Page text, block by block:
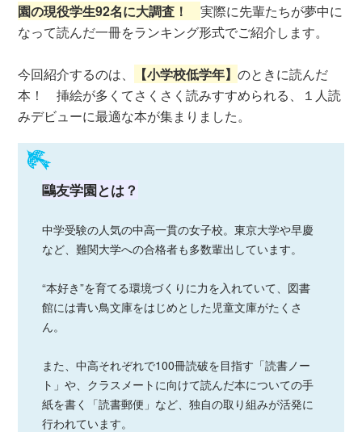
園の現役学生92名に大調査！実際に先輩たちが夢中に
なって読んだ一冊をランキング形式でご紹介します。
今回紹介するのは、 【小学校低学年】のときに読んだ
本！ 挿絵が多くてさくさく読みすすめられる、１人読
みデビューに最適な本が集まりました。
鷗友学園とは？
中学受験の人気の中高一貫の女子校。東京大学や早慶
など、難関大学への合格者も多数輩出しています。
“本好き”を育てる環境づくりに力を入れていて、図書
館には青い鳥文庫をはじめとした児童文庫がたくさ
ん。
また、中高それぞれで100冊読破を目指す「読書ノー
ト」や、クラスメートに向けて読んだ本についての手
紙を書く「読書郵便」など、独自の取り組みが活発に
行われています。